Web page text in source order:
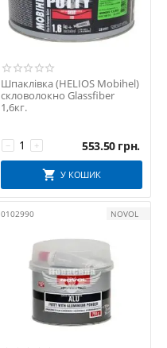
Шпаклівка (HELIOS Mobihel)
скловолокно Glassfiber
1,6кг.
+
− 553.50 грн.
У КОШИК
0102990 NOVOL